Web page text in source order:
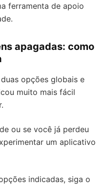
ferramenta de apoio
apagadas: como
opções globais e
muito mais fácil
ou se você já perdeu
um aplicativo
indicadas, siga o